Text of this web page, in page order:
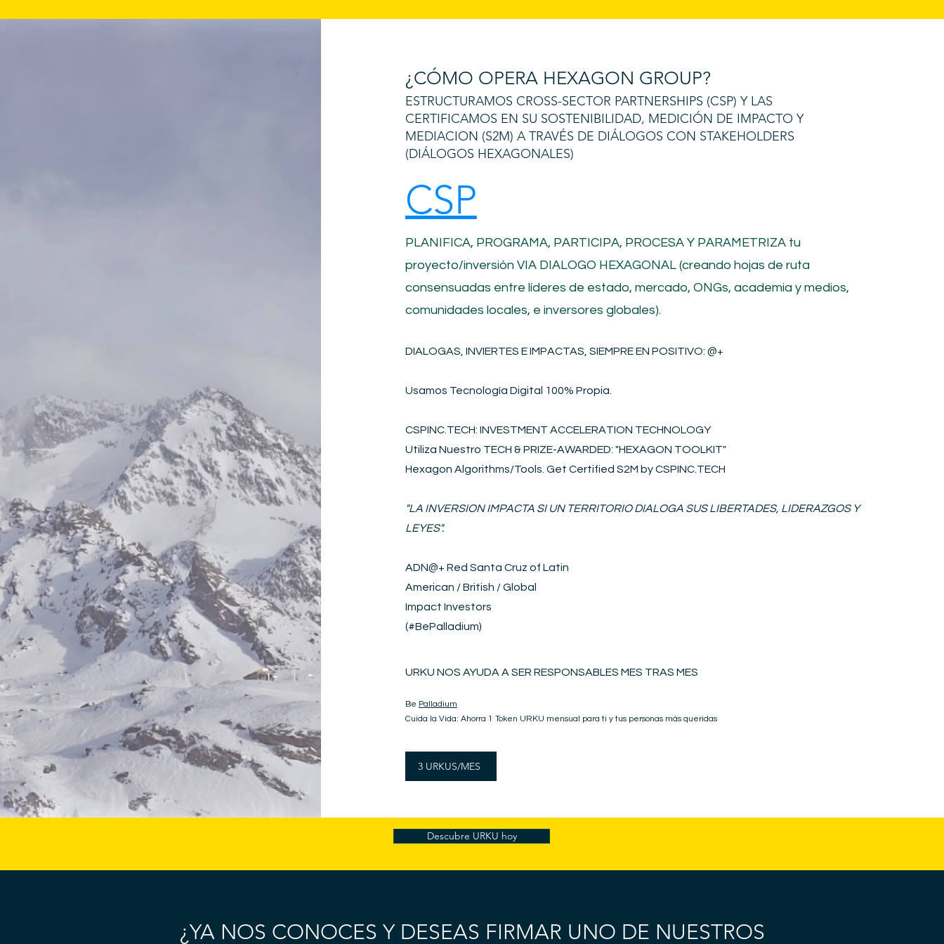
¿CÓMO OPERA HEXAGON GROUP?
ESTRUCTURAMOS CROSS-SECTOR PARTNERSHIPS (CSP) Y LAS
CERTIFICAMOS EN SU SOSTENIBILIDAD, MEDICIÓN DE IMPACTO Y
MEDIACION (S2M) A TRAVÉS DE DIÁLOGOS CON STAKEHOLDERS
(DIÁLOGOS HEXAGONALES)
CSP
PLANIFICA, PROGRAMA, PARTICIPA, PROCESA Y PARAMETRIZA tu
proyecto/inversión VIA DIALOGO HEXAGONAL (creando hojas de ruta
consensuadas entre líderes de estado, mercado, ONGs, academia y medios,
comunidades locales, e inversores globales).
DIALOGAS, INVIERTES E IMPACTAS, SIEMPRE EN POSITIVO​: @+
Usamos Tecnología Digital 100% Propia.
CSPINC.TECH: INVESTMENT ACCELERATION TECHNOLOGY
Utiliza Nuestro TECH & PRIZE-AWARDED: "HEXAGON TOOLKIT"
Hexagon Algorithms/Tools. Get Certified S2M by CSPINC.TECH
"LA INVERSION IMPACTA SI UN TERRITORIO DIALOGA SUS LIBERTADES, LIDERAZGOS Y
LEYES".
ADN@+ Red Santa Cruz of Latin
American / British / Global
Impact Investors
(#BePalladium)​
URKU NOS AYUDA A SER RESPONSABLES MES TRAS MES
Be Palladium
Cuida la Vida: Ahorra 1 Token URKU mensual para ti y tus personas más queridas
3 URKUS/MES
Descubre URKU hoy
¿YA NOS CONOCES Y DESEAS FIRMAR UNO DE NUESTROS